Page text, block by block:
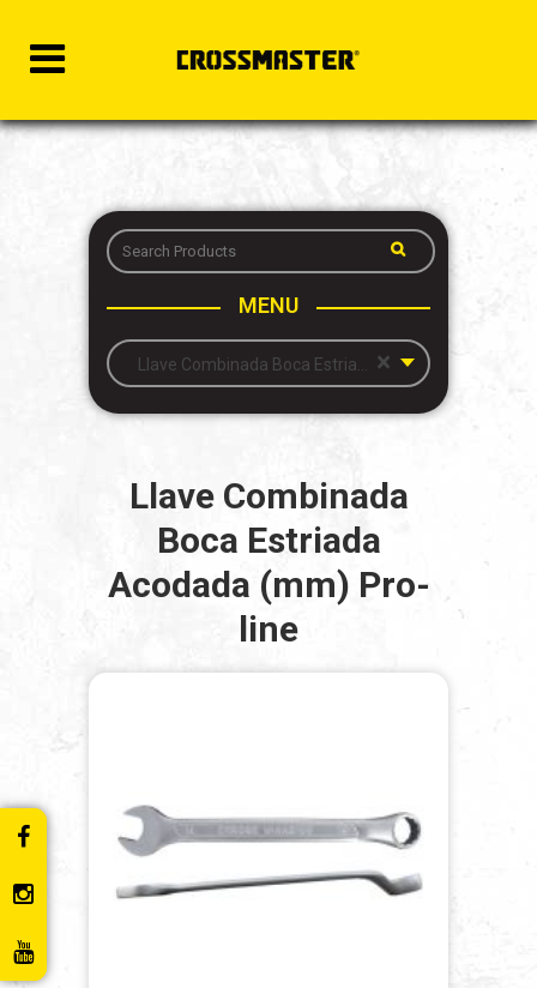
MENU
×
Llave Combinada Boca Estriada Acodada (mm) PRO-LINE
Llave Combinada
Boca Estriada
Acodada (mm) Pro-
line